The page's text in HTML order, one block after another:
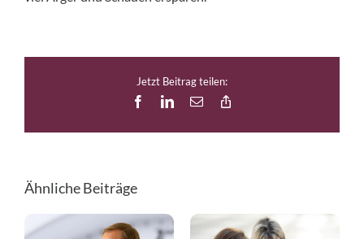
Jetzt Beitrag teilen:
FacebookLinkedIn
E-
Ähnliche Beiträge